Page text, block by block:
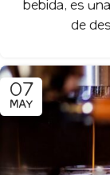
bebida, es
de
07
MAY